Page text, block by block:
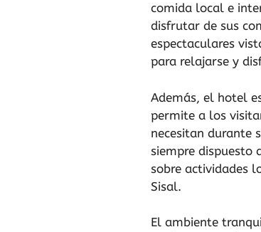
comida local e
disfrutar de sus
espectaculares
para relajarse y
Además, el hotel
permite a los
necesitan durante
siempre dispuesto
sobre actividades
Sisal.
El ambiente